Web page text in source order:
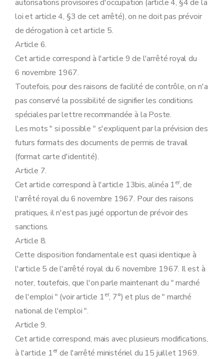
autorisations provisoires d'occupation (article 4, §4 de la
loi et article 4, §3 de cet arrêté), on ne doit pas prévoir
de dérogation à cet article 5.
Article 6.
Cet article correspond à l'article 9 de l'arrêté royal du
6 novembre 1967.
Toutefois, pour des raisons de facilité de contrôle, on n'a
pas conservé la possibilité de signifier les conditions
spéciales par lettre recommandée à la Poste.
Les mots " si possible " s'expliquent par la prévision des
futurs formats des documents de permis de travail
(format carte d'identité).
Article 7.
Cet article correspond à l'article 13bis, alinéa 1er, de
l'arrêté royal du 6 novembre 1967. Pour des raisons
pratiques, il n'est pas jugé opportun de prévoir des
sanctions.
Article 8.
Cette disposition fondamentale est quasi identique à
l'article 5 de l'arrêté royal du 6 novembre 1967. Il est à
noter, toutefois, que l'on parle maintenant du " marché
de l'emploi " (voir article 1er, 7°) et plus de " marché
national de l'emploi ".
Article 9.
Cet article correspond, mais avec plusieurs modifications,
à l'article 1er de l'arrêté ministériel du 15 juillet 1969.